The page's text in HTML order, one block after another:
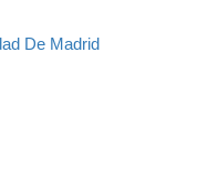
De Madrid